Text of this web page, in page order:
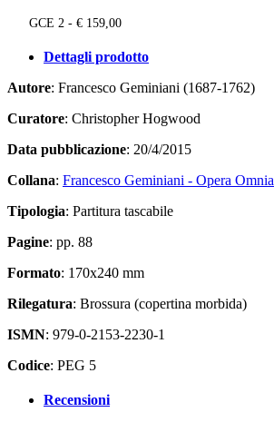
GCE 2 - € 159,00
Dettagli prodotto
Autore: Francesco Geminiani (1687-1762)
Curatore: Christopher Hogwood
Data pubblicazione: 20/4/2015
Collana: Francesco Geminiani - Opera Omnia
Tipologia: Partitura tascabile
Pagine: pp. 88
Formato: 170x240 mm
Rilegatura: Brossura (copertina morbida)
ISMN: 979-0-2153-2230-1
Codice: PEG 5
Recensioni